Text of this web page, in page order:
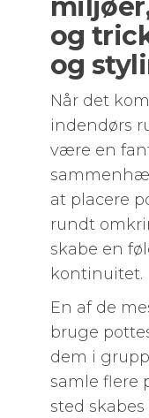
og
og
Når det
indendørs
være en
at placere
rundt
skabe en
kontinuitet.
En af de
bruge
dem i
samle flere
sted